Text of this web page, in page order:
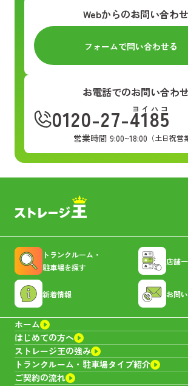
Webからのお問い合わせ
フォームで問い合わせる
お電話でのお問い合わ
0120-27-4185
ヨイハコ
営業時間 9:00~18:00 （土日祝営
トランクルーム・
駐車場を探す
店舗
新着情報 お問
ホーム
はじめての方へ
ストレージ王の強み
トランクルーム・ 駐車場タイプ紹介
ご契約の流れ